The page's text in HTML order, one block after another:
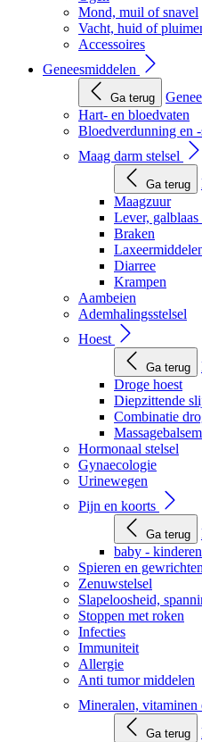
Mond, muil of snavel
Vacht, huid of
Accessoires
Geneesmiddelen
Ga terug
Hart- en bloedvaten
Bloedverdunning en
Maag darm stelsel
Ga terug
Maagzuur
Lever, galblaas
Braken
Diarree
Krampen
Aambeien
Ademhalingsstelsel
Hoest
Ga terug
Droge hoest
Diepzittende
Combinatie
Hormonaal stelsel
Gynaecologie
Urinewegen
Pijn en koorts
Ga terug
baby - kinderen
Spieren en gewrichten
Zenuwstelsel
Slapeloosheid,
Stoppen met roken
Infecties
Immuniteit
Allergie
Anti tumor middelen
Mineralen, vitaminen
Ga terug